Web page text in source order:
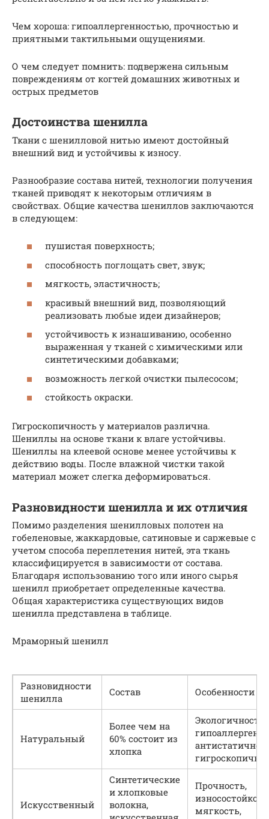
Чем хороша: гипоаллергенностью, прочностью и
приятными тактильными ощущениями.
О чем следует помнить: подвержена сильным
повреждениям от когтей домашних животных и
острых предметов
Достоинства шенилла
Ткани с шенилловой нитью имеют достойный
внешний вид и устойчивы к износу.
Разнообразие состава нитей, технологии получения
тканей приводят к некоторым отличиям в
свойствах. Общие качества шениллов заключаются
в следующем:
пушистая поверхность;
способность поглощать свет, звук;
мягкость, эластичность;
красивый внешний вид, позволяющий
реализовать любые идеи дизайнеров;
устойчивость к изнашиванию, особенно
выраженная у тканей с химическими или
синтетическими добавками;
возможность легкой очистки пылесосом;
стойкость окраски.
Гигроскопичность у материалов различна.
Шениллы на основе ткани к влаге устойчивы.
Шениллы на клеевой основе менее устойчивы к
действию воды. После влажной чистки такой
материал может слегка деформироваться.
Разновидности шенилла и их отличия
Помимо разделения шенилловых полотен на
гобеленовые, жаккардовые, сатиновые и саржевые с
учетом способа переплетения нитей, эта ткань
классифицируется в зависимости от состава.
Благодаря использованию того или иного сырья
шенилл приобретает определенные качества.
Общая характеристика существующих видов
шенилла представлена в таблице.
Мраморный шенилл
Разновидности
шенилла
Состав Особенности
Натуральный
Более чем на
60% состоит из
хлопка
Экологичность,
Искусственный
Синтетические
и хлопковые
волокна,
Прочность,
мягкость,